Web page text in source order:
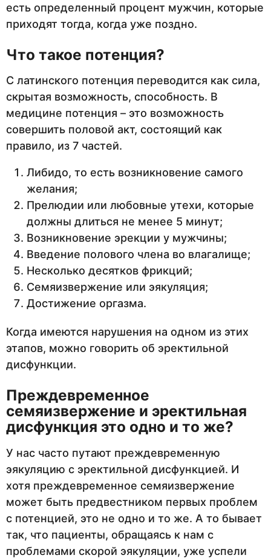
есть определенный процент мужчин, которые
приходят тогда, когда уже поздно.
Что такое потенция?
С латинского потенция переводится как сила,
скрытая возможность, способность. В
медицине потенция – это возможность
совершить половой акт, состоящий как
правило, из 7 частей.
Либидо, то есть возникновение самого
желания;
Прелюдии или любовные утехи, которые
должны длиться не менее 5 минут;
Возникновение эрекции у мужчины;
Введение полового члена во влагалище;
Несколько десятков фрикций;
Семяизвержение или эякуляция;
Достижение оргазма.
Когда имеются нарушения на одном из этих
этапов, можно говорить об эректильной
дисфункции.
Преждевременное
семяизвержение и эректильная
дисфункция это одно и то же?
У нас часто путают преждевременную
эякуляцию с эректильной дисфункцией. И
хотя преждевременное семяизвержение
может быть предвестником первых проблем
с потенцией, это не одно и то же. А то бывает
так, что пациенты, обращаясь к нам с
проблемами скорой эякуляции, уже успели